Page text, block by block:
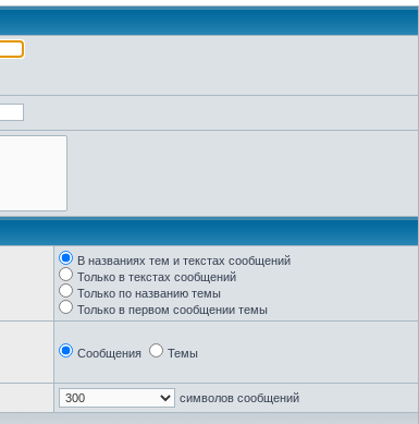
В названиях тем и текстах сообщений
Только в текстах сообщений
Только по названию темы
Только в первом сообщении темы
Сообщения Темы
символов сообщений